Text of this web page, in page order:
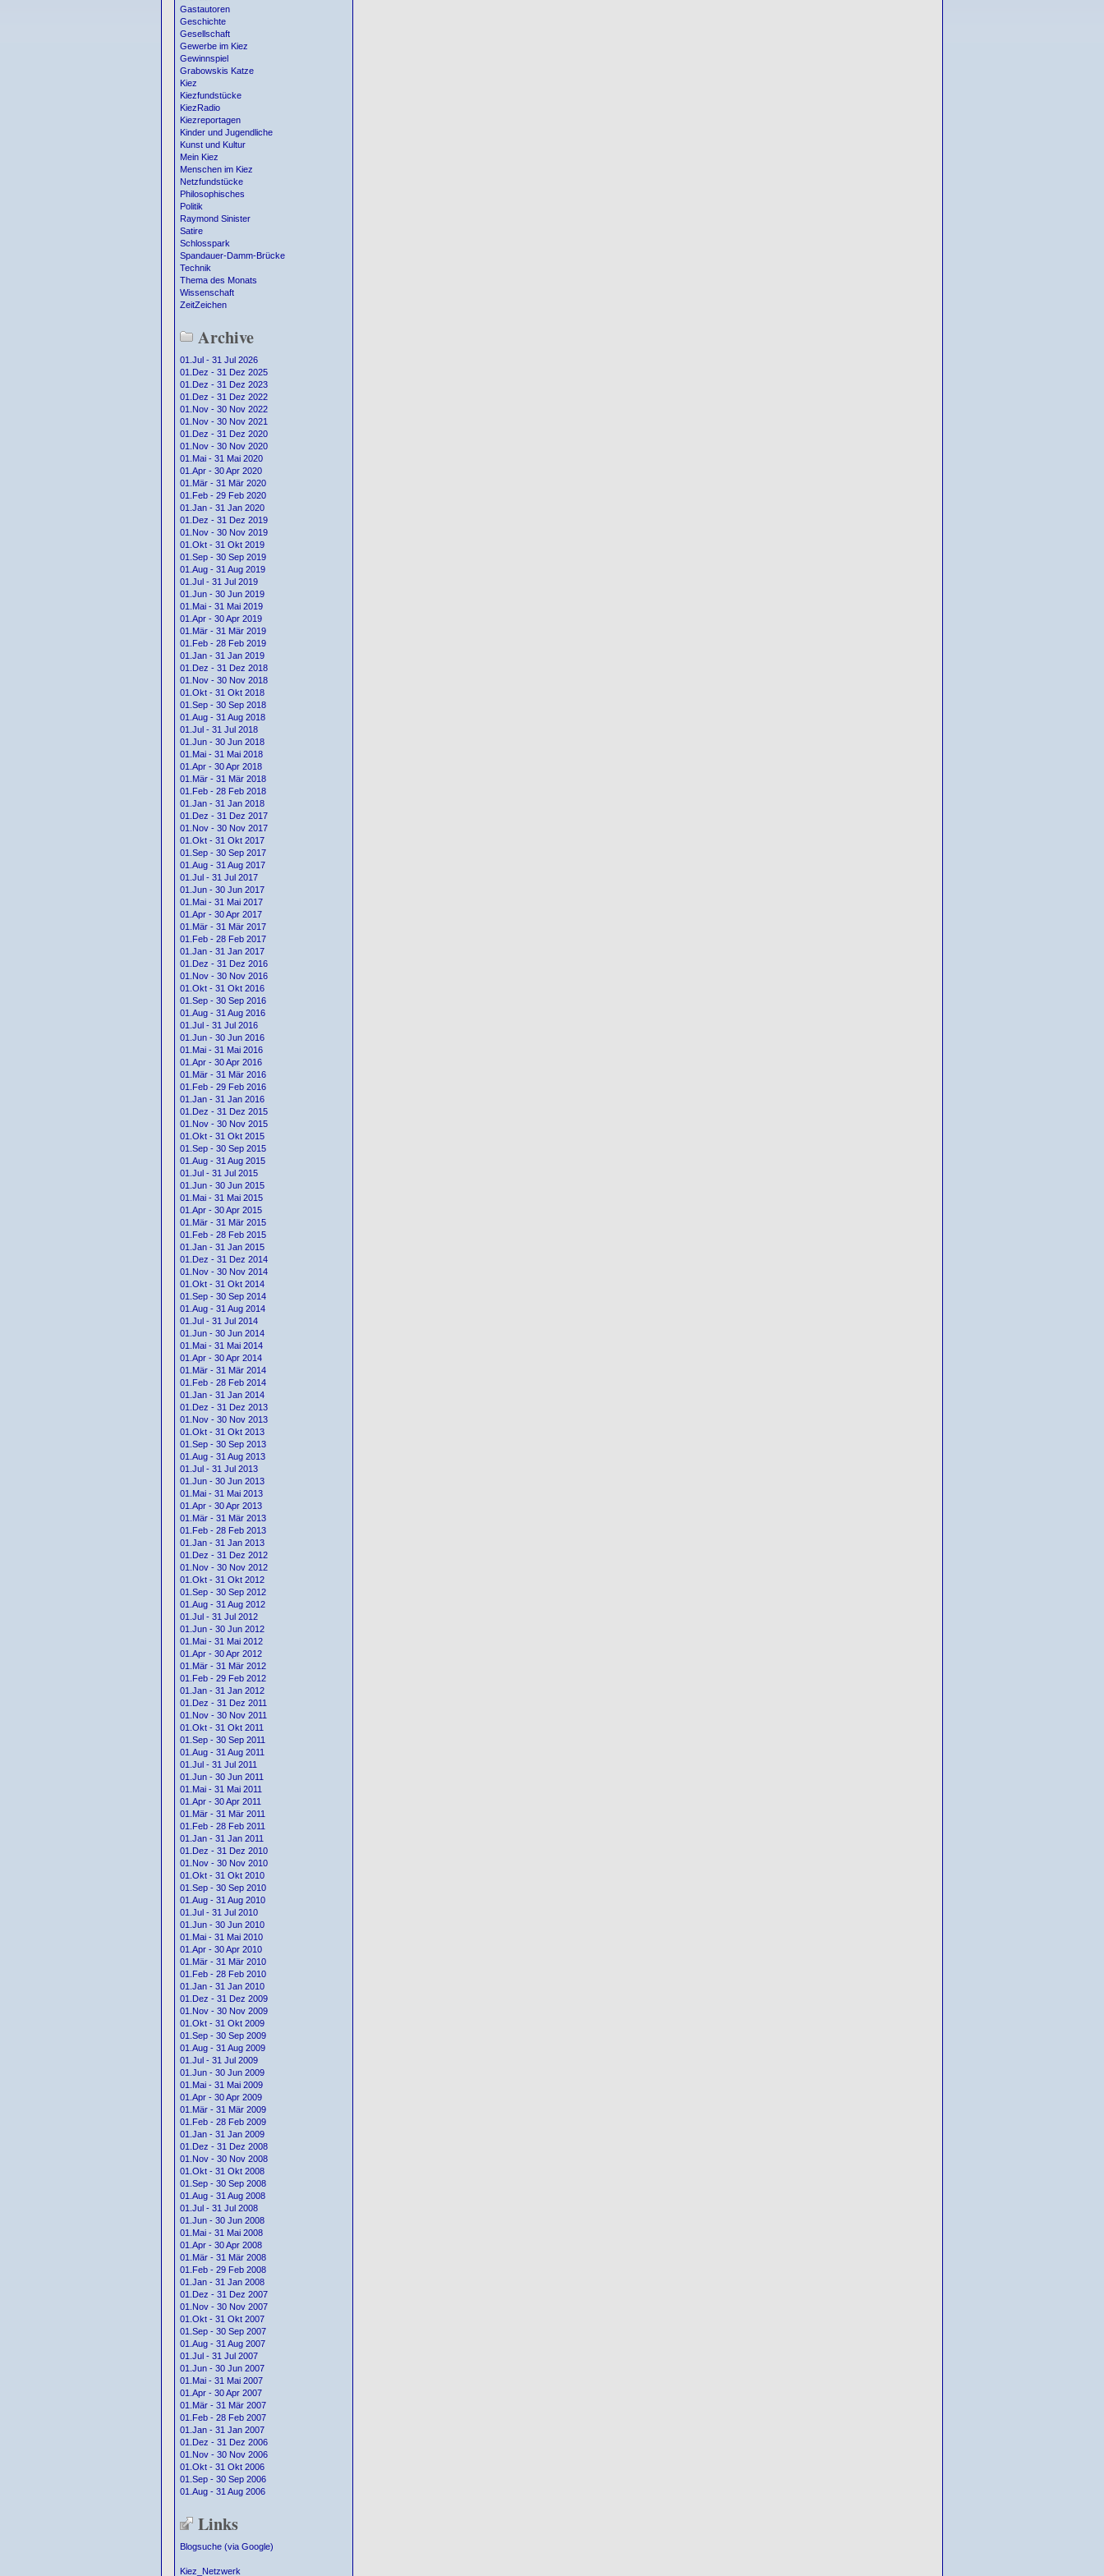
Gastautoren
Geschichte
Gesellschaft
Gewerbe im Kiez
Gewinnspiel
Grabowskis Katze
Kiez
Kiezfundstücke
KiezRadio
Kiezreportagen
Kinder und Jugendliche
Kunst und Kultur
Mein Kiez
Menschen im Kiez
Netzfundstücke
Philosophisches
Politik
Raymond Sinister
Satire
Schlosspark
Spandauer-Damm-Brücke
Technik
Thema des Monats
Wissenschaft
ZeitZeichen
Archive
01.Jul - 31 Jul 2026
01.Dez - 31 Dez 2025
01.Dez - 31 Dez 2023
01.Dez - 31 Dez 2022
01.Nov - 30 Nov 2022
01.Nov - 30 Nov 2021
01.Dez - 31 Dez 2020
01.Nov - 30 Nov 2020
01.Mai - 31 Mai 2020
01.Apr - 30 Apr 2020
01.Mär - 31 Mär 2020
01.Feb - 29 Feb 2020
01.Jan - 31 Jan 2020
01.Dez - 31 Dez 2019
01.Nov - 30 Nov 2019
01.Okt - 31 Okt 2019
01.Sep - 30 Sep 2019
01.Aug - 31 Aug 2019
01.Jul - 31 Jul 2019
01.Jun - 30 Jun 2019
01.Mai - 31 Mai 2019
01.Apr - 30 Apr 2019
01.Mär - 31 Mär 2019
01.Feb - 28 Feb 2019
01.Jan - 31 Jan 2019
01.Dez - 31 Dez 2018
01.Nov - 30 Nov 2018
01.Okt - 31 Okt 2018
01.Sep - 30 Sep 2018
01.Aug - 31 Aug 2018
01.Jul - 31 Jul 2018
01.Jun - 30 Jun 2018
01.Mai - 31 Mai 2018
01.Apr - 30 Apr 2018
01.Mär - 31 Mär 2018
01.Feb - 28 Feb 2018
01.Jan - 31 Jan 2018
01.Dez - 31 Dez 2017
01.Nov - 30 Nov 2017
01.Okt - 31 Okt 2017
01.Sep - 30 Sep 2017
01.Aug - 31 Aug 2017
01.Jul - 31 Jul 2017
01.Jun - 30 Jun 2017
01.Mai - 31 Mai 2017
01.Apr - 30 Apr 2017
01.Mär - 31 Mär 2017
01.Feb - 28 Feb 2017
01.Jan - 31 Jan 2017
01.Dez - 31 Dez 2016
01.Nov - 30 Nov 2016
01.Okt - 31 Okt 2016
01.Sep - 30 Sep 2016
01.Aug - 31 Aug 2016
01.Jul - 31 Jul 2016
01.Jun - 30 Jun 2016
01.Mai - 31 Mai 2016
01.Apr - 30 Apr 2016
01.Mär - 31 Mär 2016
01.Feb - 29 Feb 2016
01.Jan - 31 Jan 2016
01.Dez - 31 Dez 2015
01.Nov - 30 Nov 2015
01.Okt - 31 Okt 2015
01.Sep - 30 Sep 2015
01.Aug - 31 Aug 2015
01.Jul - 31 Jul 2015
01.Jun - 30 Jun 2015
01.Mai - 31 Mai 2015
01.Apr - 30 Apr 2015
01.Mär - 31 Mär 2015
01.Feb - 28 Feb 2015
01.Jan - 31 Jan 2015
01.Dez - 31 Dez 2014
01.Nov - 30 Nov 2014
01.Okt - 31 Okt 2014
01.Sep - 30 Sep 2014
01.Aug - 31 Aug 2014
01.Jul - 31 Jul 2014
01.Jun - 30 Jun 2014
01.Mai - 31 Mai 2014
01.Apr - 30 Apr 2014
01.Mär - 31 Mär 2014
01.Feb - 28 Feb 2014
01.Jan - 31 Jan 2014
01.Dez - 31 Dez 2013
01.Nov - 30 Nov 2013
01.Okt - 31 Okt 2013
01.Sep - 30 Sep 2013
01.Aug - 31 Aug 2013
01.Jul - 31 Jul 2013
01.Jun - 30 Jun 2013
01.Mai - 31 Mai 2013
01.Apr - 30 Apr 2013
01.Mär - 31 Mär 2013
01.Feb - 28 Feb 2013
01.Jan - 31 Jan 2013
01.Dez - 31 Dez 2012
01.Nov - 30 Nov 2012
01.Okt - 31 Okt 2012
01.Sep - 30 Sep 2012
01.Aug - 31 Aug 2012
01.Jul - 31 Jul 2012
01.Jun - 30 Jun 2012
01.Mai - 31 Mai 2012
01.Apr - 30 Apr 2012
01.Mär - 31 Mär 2012
01.Feb - 29 Feb 2012
01.Jan - 31 Jan 2012
01.Dez - 31 Dez 2011
01.Nov - 30 Nov 2011
01.Okt - 31 Okt 2011
01.Sep - 30 Sep 2011
01.Aug - 31 Aug 2011
01.Jul - 31 Jul 2011
01.Jun - 30 Jun 2011
01.Mai - 31 Mai 2011
01.Apr - 30 Apr 2011
01.Mär - 31 Mär 2011
01.Feb - 28 Feb 2011
01.Jan - 31 Jan 2011
01.Dez - 31 Dez 2010
01.Nov - 30 Nov 2010
01.Okt - 31 Okt 2010
01.Sep - 30 Sep 2010
01.Aug - 31 Aug 2010
01.Jul - 31 Jul 2010
01.Jun - 30 Jun 2010
01.Mai - 31 Mai 2010
01.Apr - 30 Apr 2010
01.Mär - 31 Mär 2010
01.Feb - 28 Feb 2010
01.Jan - 31 Jan 2010
01.Dez - 31 Dez 2009
01.Nov - 30 Nov 2009
01.Okt - 31 Okt 2009
01.Sep - 30 Sep 2009
01.Aug - 31 Aug 2009
01.Jul - 31 Jul 2009
01.Jun - 30 Jun 2009
01.Mai - 31 Mai 2009
01.Apr - 30 Apr 2009
01.Mär - 31 Mär 2009
01.Feb - 28 Feb 2009
01.Jan - 31 Jan 2009
01.Dez - 31 Dez 2008
01.Nov - 30 Nov 2008
01.Okt - 31 Okt 2008
01.Sep - 30 Sep 2008
01.Aug - 31 Aug 2008
01.Jul - 31 Jul 2008
01.Jun - 30 Jun 2008
01.Mai - 31 Mai 2008
01.Apr - 30 Apr 2008
01.Mär - 31 Mär 2008
01.Feb - 29 Feb 2008
01.Jan - 31 Jan 2008
01.Dez - 31 Dez 2007
01.Nov - 30 Nov 2007
01.Okt - 31 Okt 2007
01.Sep - 30 Sep 2007
01.Aug - 31 Aug 2007
01.Jul - 31 Jul 2007
01.Jun - 30 Jun 2007
01.Mai - 31 Mai 2007
01.Apr - 30 Apr 2007
01.Mär - 31 Mär 2007
01.Feb - 28 Feb 2007
01.Jan - 31 Jan 2007
01.Dez - 31 Dez 2006
01.Nov - 30 Nov 2006
01.Okt - 31 Okt 2006
01.Sep - 30 Sep 2006
01.Aug - 31 Aug 2006
Links
Blogsuche (via Google)
Kiez_Netzwerk